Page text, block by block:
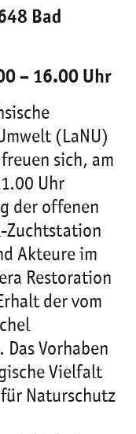
Bad
– 16.00 Uhr
(LaNU)
sich, am
Uhr
der offenen
Zuchtstation
Akteure im
Restoration
der vom
Vorhaben
Vielfalt
Naturschutz